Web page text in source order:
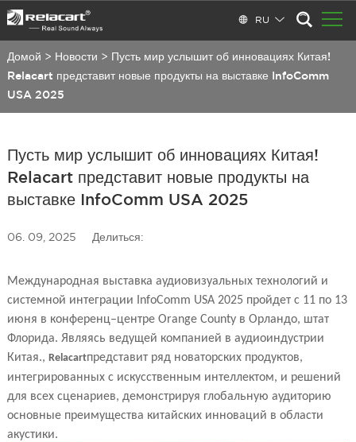
RU
Домой > Новости >
Пусть мир услышит об инновациях Китая!
Relacart представит новые продукты на выставке InfoComm
USA 2025
Пусть мир услышит об инновациях Китая!
Relacart представит новые продукты на
выставке InfoComm USA 2025
06. 09, 2025 Делиться:
Международная выставка аудиовизуальных технологий и
системной интеграции InfoComm USA 2025 пройдет с 11 по 13
июня в конференц–центре Orange County в Орландо, штат
Флорида. Являясь ведущей компанией в аудиоиндустрии
Китая., Relacartпредставит ряд новаторских продуктов,
интегрированных с искусственным интеллектом, и решений
для всех сценариев, демонстрируя глобальную аудиторию
основные преимущества китайских инноваций в области
акустики.